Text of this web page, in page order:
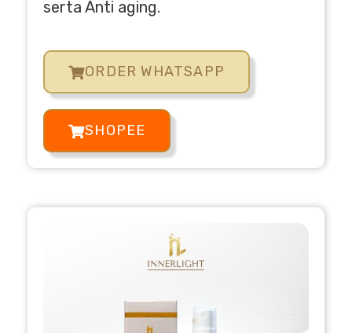
serta Anti aging.
ORDER WHATSAPP
SHOPEE